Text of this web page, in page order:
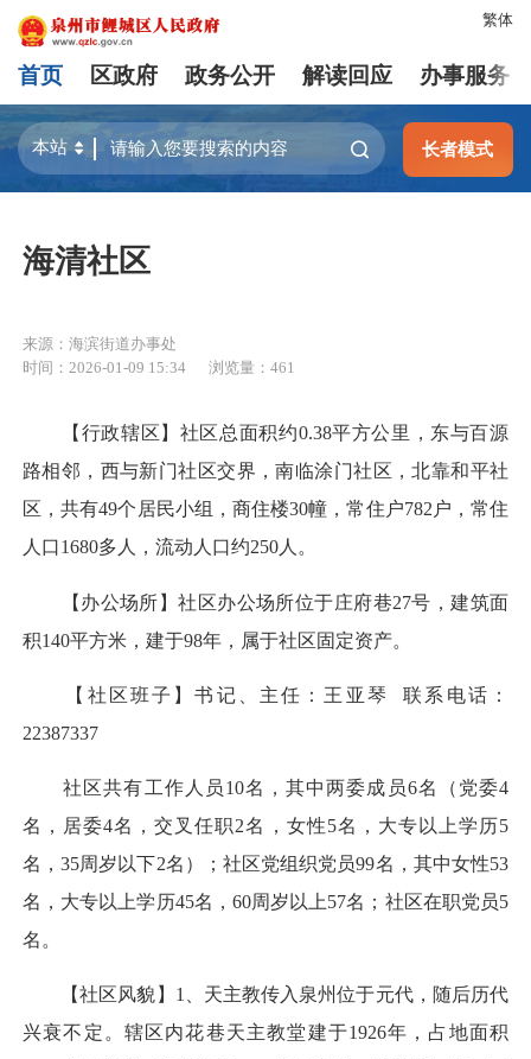
繁体
首页 区政府 政务公开 解读回应 办事服务
长者模式
海清社区
来源：海滨街道办事处
时间：2026-01-09 15:34
浏览量： 461
【行政辖区】社区总面积约0.38平方公里，东与百源
路相邻，西与新门社区交界，南临涂门社区，北靠和平社
区，共有49个居民小组，商住楼30幢，常住户782户，常住
人口1680多人，流动人口约250人。
【办公场所】社区办公场所位于庄府巷27号，建筑面
积140平方米，建于98年，属于社区固定资产。
【社区班子】书记、主任：王亚琴 联系电话：
22387337
社区共有工作人员10名，其中两委成员6名（党委4
名，居委4名，交叉任职2名，女性5名，大专以上学历5
名，35周岁以下2名）；社区党组织党员99名，其中女性53
名，大专以上学历45名，60周岁以上57名；社区在职党员5
名。
【社区风貌】1、天主教传入泉州位于元代，随后历代
兴衰不定。辖区内花巷天主教堂建于1926年，占地面积